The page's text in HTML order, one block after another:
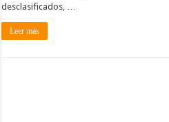
desclasificados, …
Leer más